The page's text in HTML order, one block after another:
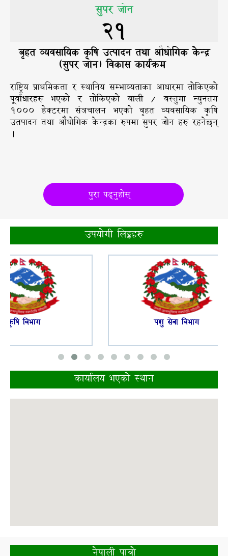
सुपर जोन
21
बृहत व्यवसायिक कृषि उत्पादन तथा औधोगिक केन्द्र
(सुपर जोन) विकास कार्यक्रम
राष्ट्रिय प्राथमिकता र स्थानिय सम्भाव्यताका आधारमा तोकिएको
पूर्वाधारहरु भएको र तोकिएको बाली / वस्तुमा न्युनतम
१००० हेक्टरमा संञचालन भएको वृहत व्यवसायिक कृषि
उतपादन तथा औधोगिक केन्द्रका रुपमा सुपर जोन हरु रहनेछन्
।
पुरा पढ्नुहोस्
उपयोगी लिङ्कहरु
कृषि बिभाग पशु सेवा बिभाग
कार्यालय भएकाे स्थान
नेपाली पात्रो